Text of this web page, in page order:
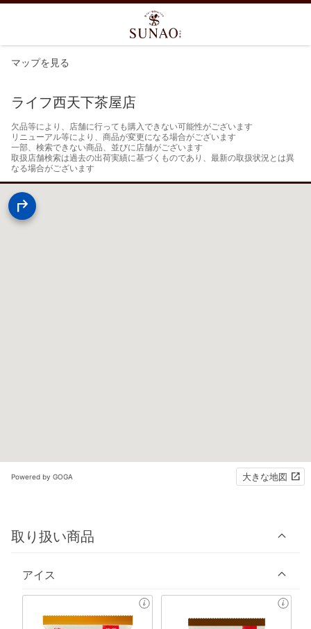
マップを見る
ライフ西天下茶屋店
欠品等により、店舗に行っても購入できない可能性がございます
リニューアル等により、商品が変更になる場合がございます
一部、検索できない商品、並びに店舗がございます
取扱店舗検索は過去の出荷実績に基づくものであり、最新の取扱状況とは異
なる場合がございます
Powered by GOGA 大きな地図
取り扱い商品
アイス